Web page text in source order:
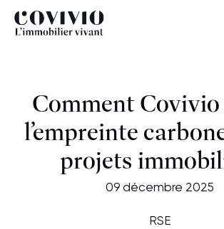
Covivio
Comment
l’empreinte
projets
09 décembre 2025
RSE